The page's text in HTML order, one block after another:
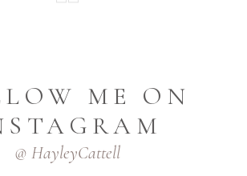
ME ON
@ HayleyCattell